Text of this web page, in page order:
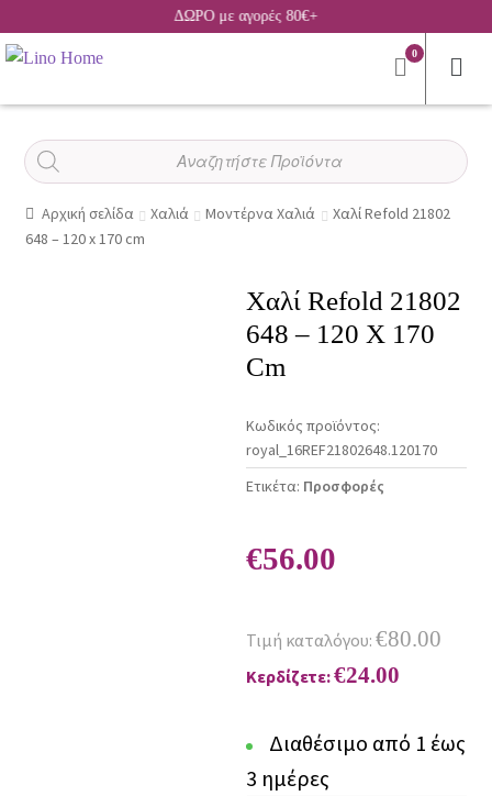
ΔΩΡΟ με αγορές 80€+
0
Αναζήτηση
προϊόντων
Αρχική σελίδα Χαλιά Μοντέρνα Χαλιά
Χαλί Refold 21802
648 – 120 x 170 cm
Χαλί Refold 21802
648 – 120 X 170
Cm
Κωδικός προϊόντος:
royal_16REF21802648.120170
Ετικέτα: Προσφορές
€56.00
Τιμή καταλόγου: €80.00
Κερδίζετε:€24.00
Διαθέσιμο από 1 έως
3 ημέρες